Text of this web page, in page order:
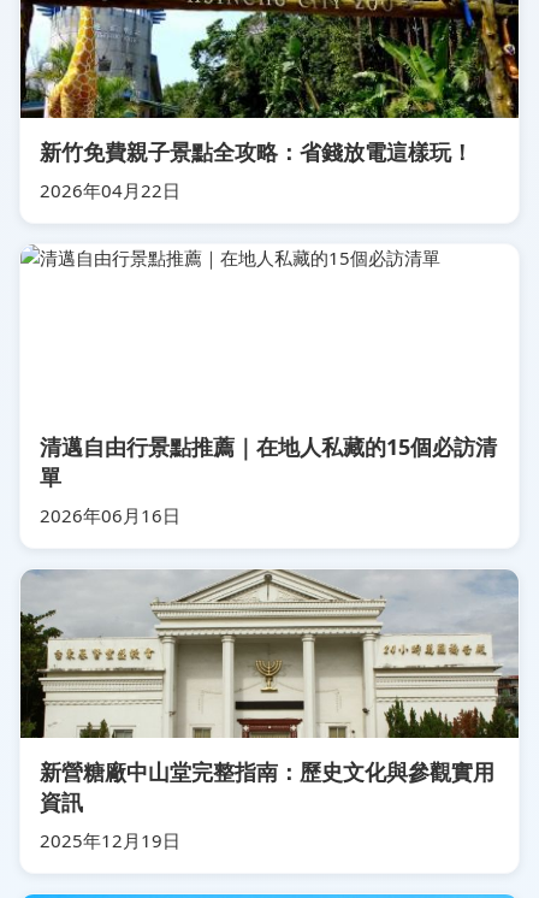
新竹免費親子景點全攻略：省錢放電這樣玩！
2026年04月22日
清邁自由行景點推薦｜在地人私藏的15個必訪清
單
2026年06月16日
新營糖廠中山堂完整指南：歷史文化與參觀實用
資訊
2025年12月19日